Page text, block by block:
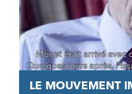
LE MOUVEMENT